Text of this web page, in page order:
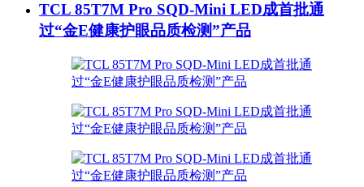
TCL 85T7M Pro SQD-Mini LED成首批通
过“金E健康护眼品质检测”产品